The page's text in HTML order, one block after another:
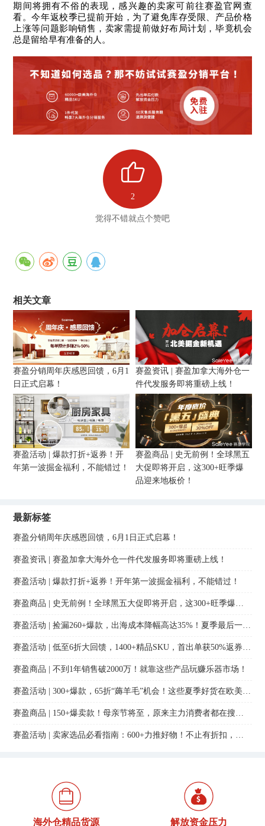
期间将拥有不俗的表现，感兴趣的卖家可前往赛盈官网查
看。今年返校季已提前开始，为了避免库存受限、产品价格
上涨等问题影响销售，卖家需提前做好布局计划，毕竟机会
总是留给早有准备的人。
2
觉得不错就点个赞吧
相关文章
赛盈分销周年庆感恩回馈，6月1
日正式启幕！
赛盈资讯 | 赛盈加拿大海外仓一
件代发服务即将重磅上线！
赛盈活动 | 爆款打折+返券！开
年第一波掘金福利，不能错过！
赛盈商品 | 史无前例！全球黑五
大促即将开启，这300+旺季爆
品迎来地板价！
最新标签
赛盈分销周年庆感恩回馈，6月1日正式启幕！
赛盈资讯 | 赛盈加拿大海外仓一件代发服务即将重磅上线！
赛盈活动 | 爆款打折+返券！开年第一波掘金福利，不能错过！
赛盈商品 | 史无前例！全球黑五大促即将开启，这300+旺季爆品迎来地板价！
赛盈活动 | 捡漏260+爆款，出海成本降幅高达35%！夏季最后一波福利来袭！
赛盈活动 | 低至6折大回馈，1400+精品SKU，首出单获50%返券...赛盈周年庆有多猛？
赛盈商品 | 不到1年销售破2000万！就靠这些产品玩赚乐器市场！
赛盈活动 | 300+爆款，65折“薅羊毛”机会！这些夏季好货在欧美热卖！
赛盈商品 | 150+爆卖款！母亲节将至，原来主力消费者都在搜索这些关键词！
赛盈活动 | 卖家选品必看指南：600+力推好物！不止有折扣，还能享返利！
海外仓精品货源 解放资金压力